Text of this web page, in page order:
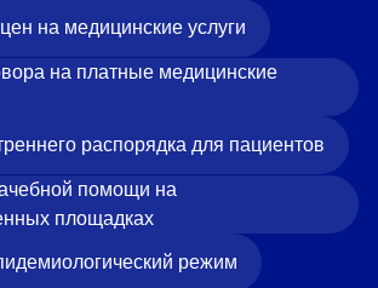
для слабовидящих
на медицинские услуги
на платные медицинские
распорядка для пациентов
помощи на
площадках
режим